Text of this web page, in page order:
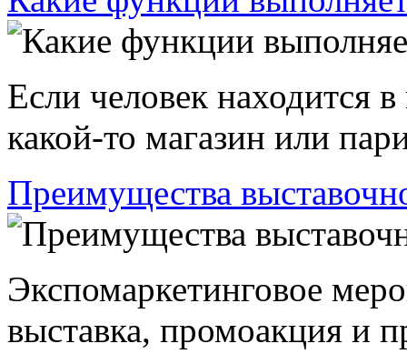
Если человек находится
какой-то магазин или
Преимущества
Экспомаркетинговое
выставка, промоакция и